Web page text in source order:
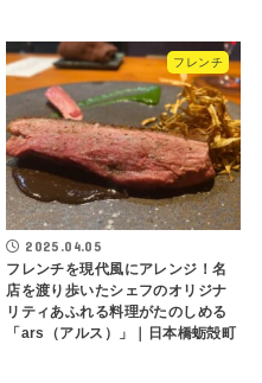
フレンチ
2025.04.05
フレンチを現代風にアレンジ！名
店を渡り歩いたシェフのオリジナ
リティあふれる料理がたのしめる
「ars（アルス）」｜日本橋蛎殻町